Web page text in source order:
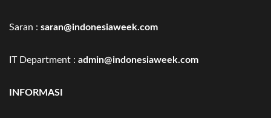
Saran : saran@indonesiaweek.com
IT Department : admin@indonesiaweek.com
INFORMASI